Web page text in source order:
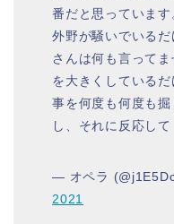
番だと思っています
外野が騒いでいる
さんは何も言って
を大きくしている
事を何度も何度も
し、それに反応して
— オペラ
2021